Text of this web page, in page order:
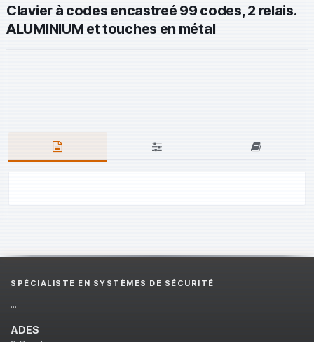
Clavier à codes encastreé 99 codes, 2 relais.
ALUMINIUM et touches en métal
SPÉCIALISTE EN SYSTÈMES DE SÉCURITÉ
...
ADES